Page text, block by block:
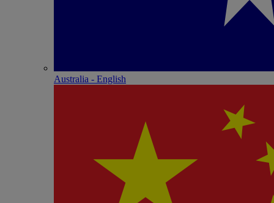
Australia - English